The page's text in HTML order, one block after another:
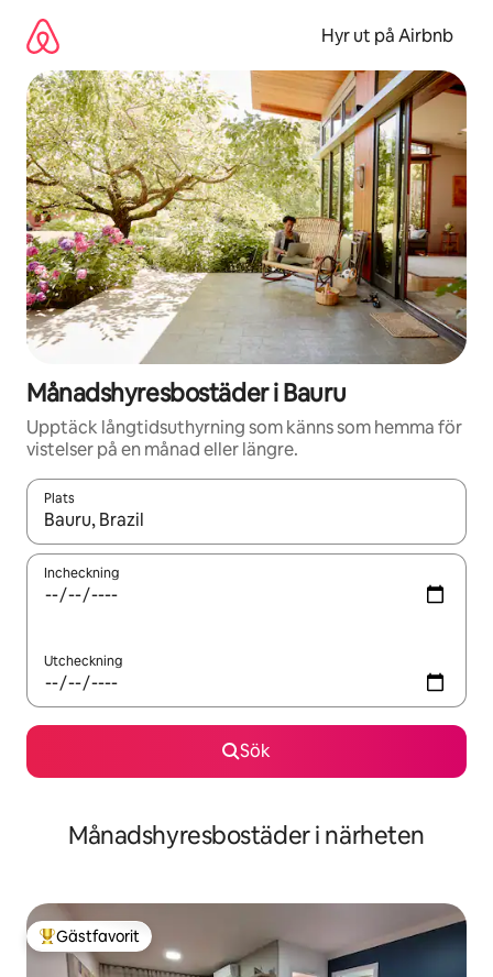
innehåll
Hyr ut på Airbnb
Månadshyresbostäder i Bauru
Upptäck långtidsuthyrning som känns som hemma för
vistelser på en månad eller längre.
Plats
När resultaten är tillgängliga kan du navigera med upp- och
Incheckning
Utcheckning
Sök
Månadshyresbostäder i närheten
Populär gästfavorit
Gästfavorit